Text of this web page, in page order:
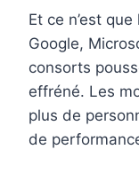
Et ce n’est
Google,
consorts
effréné. Les
plus de
de